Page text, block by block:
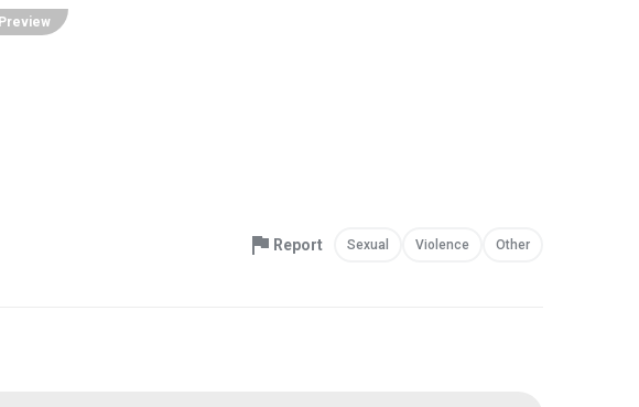
Preview
Report Sexual Violence Other